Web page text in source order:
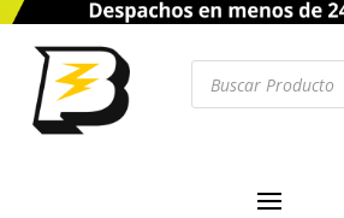
Búsqueda
productos